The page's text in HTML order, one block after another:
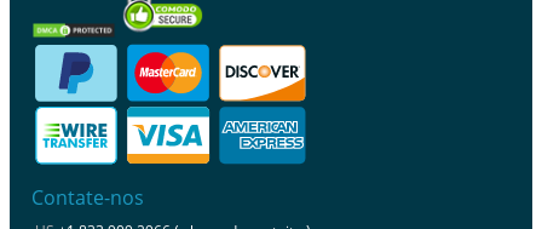
Contate-nos